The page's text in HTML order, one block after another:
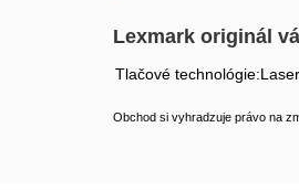
Lexmark originál
Tlačové
Obchod si vyhradzuje právo na